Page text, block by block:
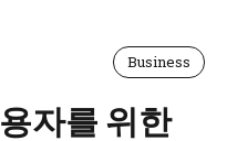
Business
자를 위한